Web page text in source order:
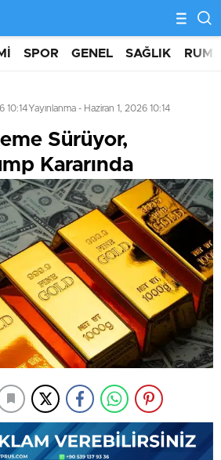
SPOR GENEL SAĞLIK RUM
10:14Yayınlanma - Haziran 1, 2026 10:14
Sürüyor,
Kararında